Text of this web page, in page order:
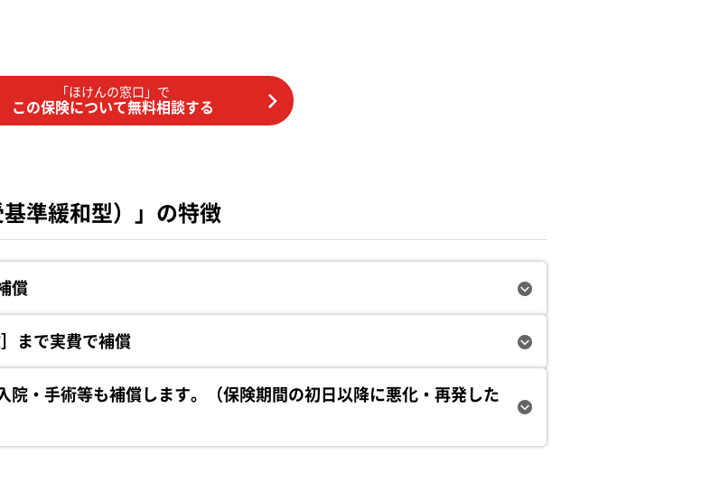
「ほけんの窓口」で
この保険について無料相談する
準緩和型）」の特徴
償
まで実費で補償
院・手術等も補償します。（保険期間の初日以降に悪化・再発した